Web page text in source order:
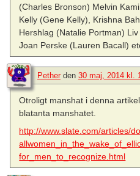
(Charles Bronson) Melvin
Kelly (Gene Kelly), Krishna
Hershlag (Natalie Portman)
Joan Perske (Lauren Bacall)
Pether den 30 maj, 2014 kl.
Otroligt manshat i denna
blatanta manshatet.
http://www.slate.com/articles/
for_men_to_recognize.html